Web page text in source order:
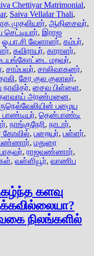
Chettiyar Matrimonial,
, Saiva Vellalar Thali,
முதலியார், ஆதிசைவர்,
, இராஜ
ஓ.பா.சி வேளாளர், கம்பர்,
, கவிராயர், காராளர்,
மறவர்,
, சாம்பவர், சாலிவாகனர்,
, சேர குல குலாலர்,
, சைவ பிள்ளை,
அரண்மனை,
பழைய
, தென்பாண்டி
, நாங்குநேரி, நாடார்,
கோவில், பறையர், பள்ளர்,
வண்ணார், மதுரை
, ராஜவண்ணார்,
, வள்ளியூர், வாணிப
களவு
நிலங்களில்